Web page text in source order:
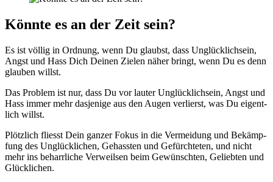
Könnte es an der Zeit sein?
Es ist völ­lig in Ord­nung, wenn Du glaubst, dass Unglück­lich­sein,
Angst und Hass Dich Dei­nen Zie­len näher bringt, wenn Du es denn
glau­ben willst.
Das Pro­blem ist nur, dass Du vor lau­ter Unglück­lich­sein, Angst und
Hass immer mehr das­je­ni­ge aus den Augen ver­lierst, was Du eigent­
lich willst.
Plötz­lich fliesst Dein gan­zer Fokus in die Ver­mei­dung und Bekämp­
fung des Unglück­li­chen, Gehass­ten und Gefürch­te­ten, und nicht
mehr ins beharr­li­che Ver­weil­sen beim Gewünsch­ten, Gelieb­ten und
Glück­li­chen.